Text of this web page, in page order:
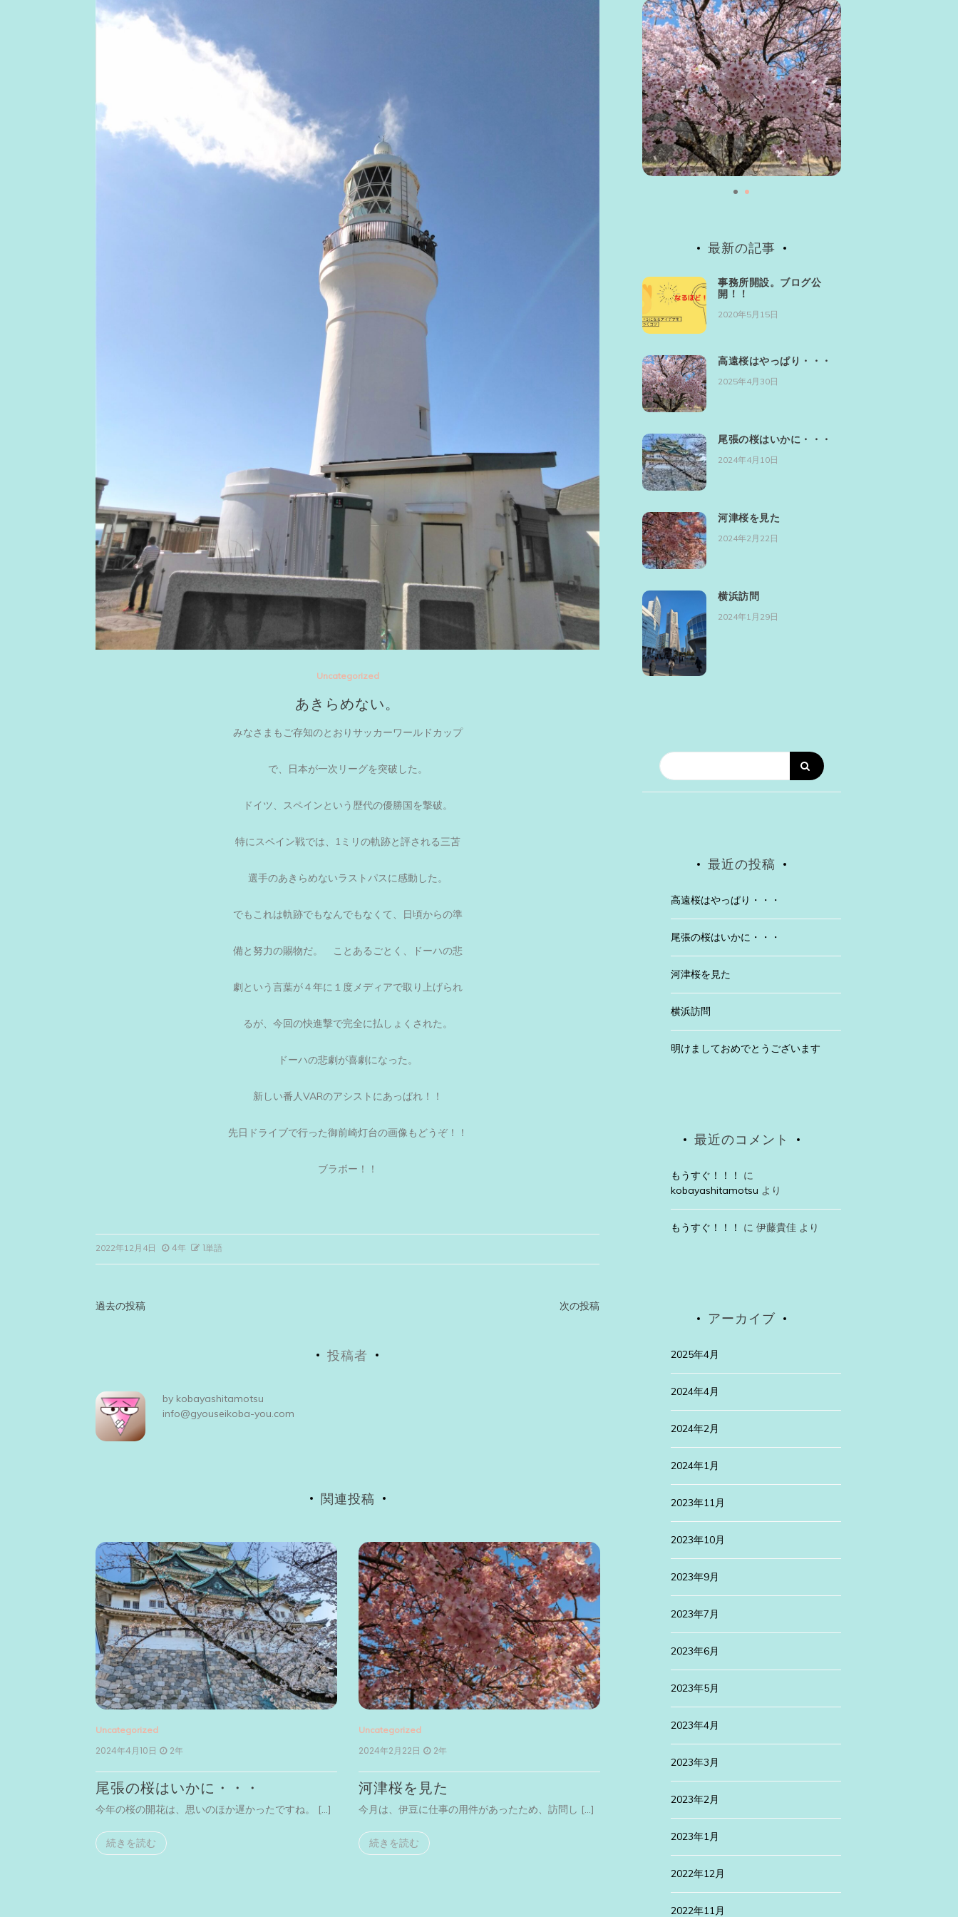
Uncategorized
あきらめない。
みなさまもご存知のとおりサッカーワールドカップ
で、日本が一次リーグを突破した。
ドイツ、スペインという歴代の優勝国を撃破。
特にスペイン戦では、1ミリの軌跡と評される三苫
選手のあきらめないラストパスに感動した。
でもこれは軌跡でもなんでもなくて、日頃からの準
備と努力の賜物だ。 ことあるごとく、ドーハの悲
劇という言葉が４年に１度メディアで取り上げられ
るが、今回の快進撃で完全に払しょくされた。
ドーハの悲劇が喜劇になった。
新しい番人VARのアシストにあっぱれ！！
先日ドライブで行った御前崎灯台の画像もどうぞ！！
ブラボー！！
2022年12月4日 4年 1単語
投
ビ
ゲ
ー
過去の投稿 次の投稿
投稿者
by kobayashitamotsu
info@gyouseikoba-you.com
関連投稿
Uncategorized
2024年4月10日 2年
尾張の桜はいかに・・・
今年の桜の開花は、思いのほか遅かったですね。 […]
続きを読む
Uncategorized
2024年2月22日 2年
河津桜を見た
今月は、伊豆に仕事の用件があったため、訪問し […]
続きを読む
2024年1月29日 3年
最新の記事
事務所開設。ブログ公
開！！
2020年5月15日
高遠桜はやっぱり・・・
2025年4月30日
尾張の桜はいかに・・・
2024年4月10日
河津桜を見た
2024年2月22日
横浜訪問
2024年1月29日
最近の投稿
高遠桜はやっぱり・・・
尾張の桜はいかに・・・
河津桜を見た
横浜訪問
明けましておめでとうございます
最近のコメント
もうすぐ！！！
に
kobayashitamotsu より
もうすぐ！！！ に伊藤貴佳 より
アーカイブ
2025年4月
2024年4月
2024年2月
2024年1月
2023年11月
2023年10月
2023年9月
2023年7月
2023年6月
2023年5月
2023年4月
2023年3月
2023年2月
2023年1月
2022年12月
2022年11月